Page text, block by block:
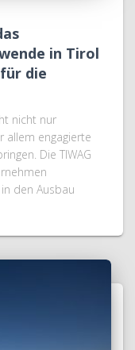
in Tirol
die
nicht nur
allem engagierte
Die TIWAG
den Ausbau